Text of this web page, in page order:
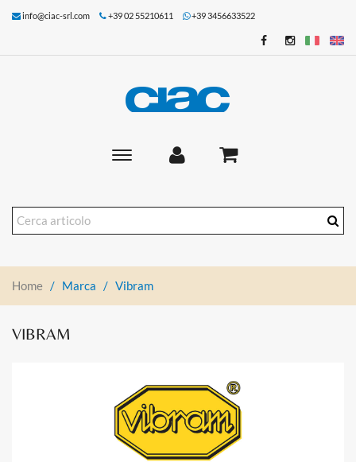
info@ciac-srl.com +39 02 55210611 +39 3456633522
Toggle
Home / Marca / Vibram
VIBRAM